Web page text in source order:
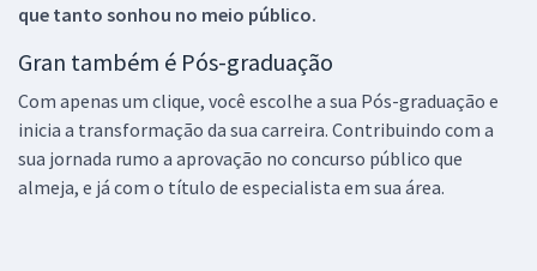
que tanto sonhou no meio público.
Gran também é Pós-graduação
Com apenas um clique, você escolhe a sua Pós-graduação e
inicia a transformação da sua carreira. Contribuindo com a
sua jornada rumo a aprovação no concurso público que
almeja, e já com o título de especialista em sua área.